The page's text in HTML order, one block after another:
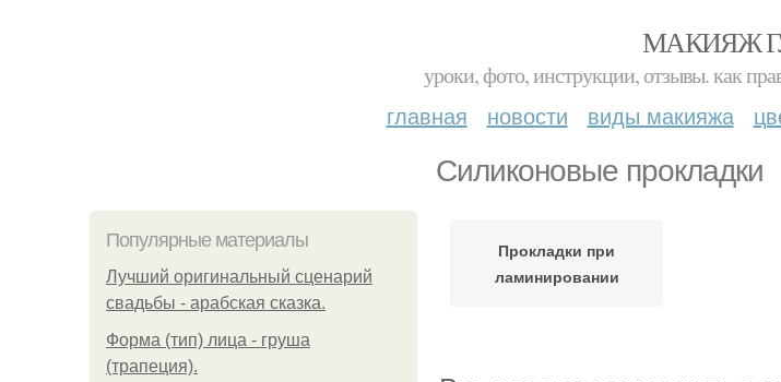
МАКИЯЖ
уроки, фото, инструкции, отзывы. как
главная новости виды макияжа
Силиконовые прокладки
Популярные материалы
Лучший оригинальный сценарий
свадьбы - арабская сказка.
Форма (тип) лица - груша
(трапеция).
Прокладки при
ламинировании